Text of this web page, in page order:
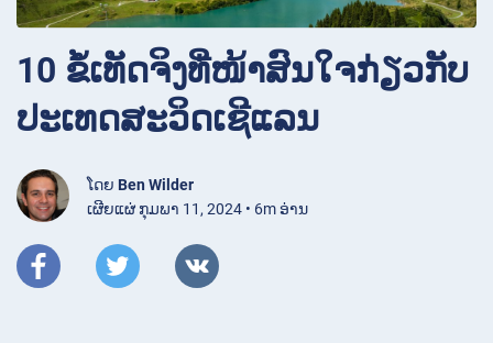
10 ຂໍ້ເທັດຈິງທີ່ໜ້າສົນໃຈກ່ຽວກັບ
ປະເທດສະວິດເຊີແລນ
ໂດຍ Ben Wilder
ເຜີຍແຜ່ ກຸມພາ 11, 2024 • 6m ອ່ານ